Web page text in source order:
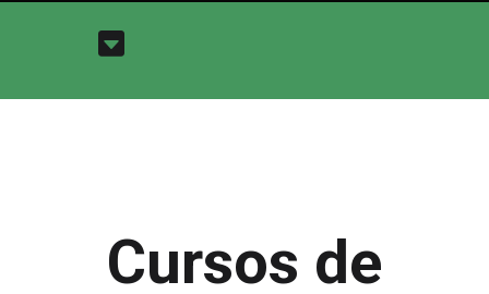
Cursos de